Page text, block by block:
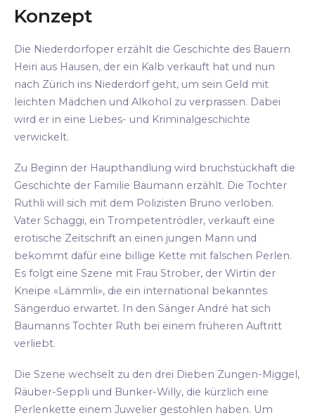
Konzept
Die Niederdorfoper erzählt die Geschichte des Bauern
Heiri aus Hausen, der ein Kalb verkauft hat und nun
nach Zürich ins Niederdorf geht, um sein Geld mit
leichten Mädchen und Alkohol zu verprassen. Dabei
wird er in eine Liebes- und Kriminalgeschichte
verwickelt.
Zu Beginn der Haupthandlung wird bruchstückhaft die
Geschichte der Familie Baumann erzählt. Die Tochter
Ruthli will sich mit dem Polizisten Bruno verloben.
Vater Schaggi, ein Trompetentrödler, verkauft eine
erotische Zeitschrift an einen jungen Mann und
bekommt dafür eine billige Kette mit falschen Perlen.
Es folgt eine Szene mit Frau Strober, der Wirtin der
Kneipe «Lämmli», die ein international bekanntes
Sängerduo erwartet. In den Sänger André hat sich
Baumanns Tochter Ruth bei einem früheren Auftritt
verliebt.
Die Szene wechselt zu den drei Dieben Zungen-Miggel,
Räuber-Seppli und Bunker-Willy, die kürzlich eine
Perlenkette einem Juwelier gestohlen haben. Um